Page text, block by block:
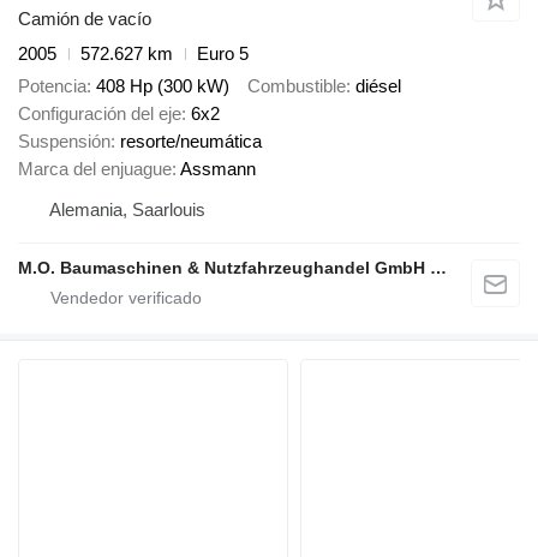
Camión de vacío
2005
572.627 km
Euro 5
Potencia 408 Hp (300 kW) Combustible diésel
Configuración del eje 6x2
Suspensión resorte/neumática
Marca del enjuague Assmann
Alemania, Saarlouis
M.O. Baumaschinen & Nutzfahrzeughandel GmbH & CO.